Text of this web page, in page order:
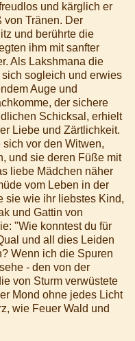
und kärglich er
von Tränen. Der
und berührte die
ihm mit sanfter
Als Lakshmana die
sogleich und erwies
Auge und
der sichere
Schicksal, erhielt
Liebe und Zärtlichkeit.
vor den Witwen,
und sie deren Füße mit
liebe Mädchen näher
vom Leben in der
sie wie ihr liebstes Kind,
und Gattin von
"Wie konntest du für
und all dies Leiden
Wenn ich die Spuren
- den von der
von Sturm verwüstete
Mond ohne jedes Licht
wie Feuer Wald und